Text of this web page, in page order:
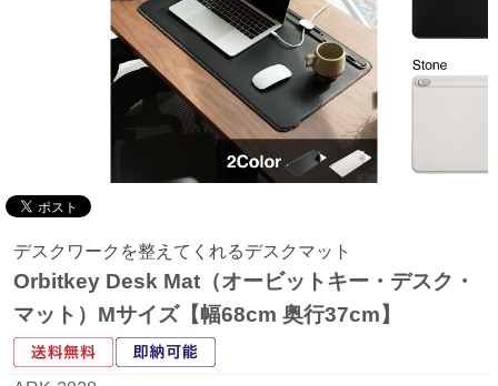
デスクワークを整えてくれるデスクマット
Orbitkey Desk Mat（オービットキー・デスク・
マット）Mサイズ【幅68cm 奥行37cm】